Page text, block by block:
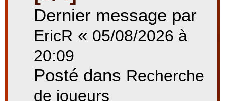
Dernier message par
EricR « 05/08/2026 à
20:09
Posté dans Recherche
de joueurs